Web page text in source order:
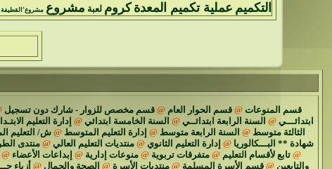
التكميم عملية تكميم المعدة كروم لعبة مشروع مشروع’القطيفة
قسم المنوعات @قسم الحوار العام @قسم مخصص للزوار - شارك دون تسجيل
ابتدائـــي @ السنة الرابعة ابتدائــي @ السنة الخامسة ابتدائي @ إدارة التعليم
الثالثة متوسط @ السنة الرابعة متوسط @ إدارة التعليم المتوسط @ ش/ التعليم
شهادة ** البـــكالوريا @ إدارة التعليم الثانوي @ منتديات التعليم العالي @ منتدى
@ تابع لأقسام التعليم @ متفرقات تربوية @ منوعات إدارية @ إبداعات الأعضاء @
والتابعين @ قسم الأسرة المسلمة @ منتديات الأسرة @ الصحة والجمال @ أزياء